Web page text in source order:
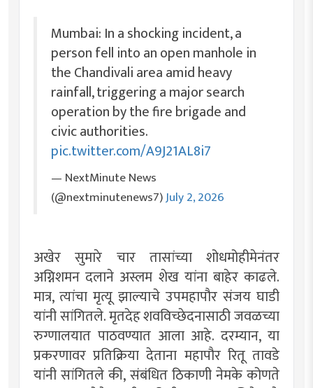
Mumbai: In a shocking incident, a
person fell into an open manhole in
the Chandivali area amid heavy
rainfall, triggering a major search
operation by the fire brigade and
civic authorities.
pic.twitter.com/A9J21AL8i7
— NextMinute News
(@nextminutenews7)July 2, 2026
अखेर सुमारे चार तासांच्या शोधमोहीमेनंतर
अग्निशमन दलाने अस्लम शेख यांना बाहेर काढले.
मात्र, त्यांचा मृत्यू झाल्याचे उपमहापौर संजय घाडी
यांनी सांगितले. मृतदेह शवविच्छेदनासाठी जवळच्या
रुग्णालयात पाठवण्यात आला आहे. दरम्यान, या
प्रकरणावर प्रतिक्रिया देताना महापौर रितू तावडे
यांनी सांगितले की, संबंधित ठिकाणी नेमके कोणते